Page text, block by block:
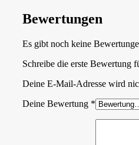
Bewertungen
Es gibt noch keine
Schreibe die erste Bewertung
Deine E-Mail-Adresse wird
Deine Bewertung *